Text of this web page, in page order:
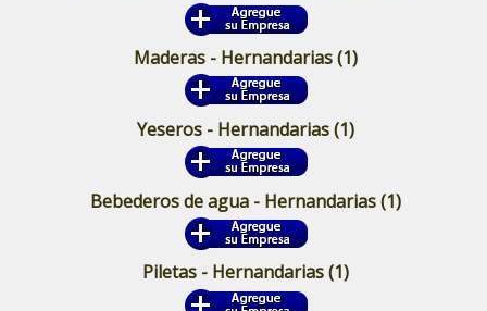
Maderas - Hernandarias(1)
Yeseros - Hernandarias(1)
Bebederos de agua - Hernandarias(1)
Piletas - Hernandarias(1)